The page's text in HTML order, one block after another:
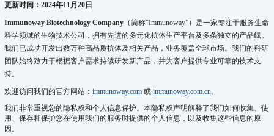
更新时间：2024年11月20日
Immunoway Biotechnology Company（简称“Immunoway”）是一家专注于服务生命
科学领域的生物技术公司，拥有先进的多元化抗体生产平台及多条独立的产品线。
我们已成功开发出数万种高品质抗体及相关产品，业务覆盖全球市场。我们的科研
团队始终致力于根据客户需求持续研发新产品，并为客户提供专业可靠的技术支
持。
欢迎访问我们的官方网站： immunoway.com或 immunoway.com.cn。
我们非常重视您的隐私权和个人信息保护。本隐私权声明解释了我们如何收集、使
用、保存和保护您在使用我们的服务时提供的个人信息，以及收集这些信息的原
因。